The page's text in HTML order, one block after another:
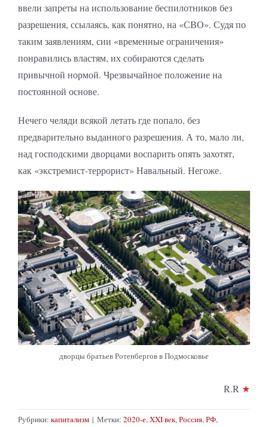
ввели запреты на использование беспилотников без
разрешения, ссылаясь, как понятно, на «СВО». Судя по
таким заявлениям, сии «временные ограничения»
понравились властям, их собираются сделать
привычной нормой. Чрезвычайное положение на
постоянной основе.
Нечего челяди всякой летать где попало, без
предварительно выданного разрешения. А то, мало ли,
над господскими дворцами воспарить опять захотят,
как «экстремист-террорист» Навальный. Негоже.
дворцы братьев Ротенбергов в Подмосковье
R.R ★
Рубрики: капитализм | Метки: 2020-е,XXI век,Россия,РФ,